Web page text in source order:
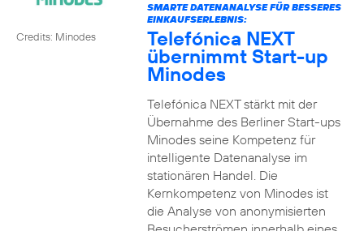
Credits: Minodes
SMARTE DATENANALYSE FÜR BESSERES
EINKAUFSERLEBNIS:
Telefónica NEXT
übernimmt Start-up
Minodes
Telefónica NEXT stärkt mit der
Übernahme des Berliner Start-ups
Minodes seine Kompetenz für
intelligente Datenanalyse im
stationären Handel. Die
Kernkompetenz von Minodes ist
die Analyse von anonymisierten